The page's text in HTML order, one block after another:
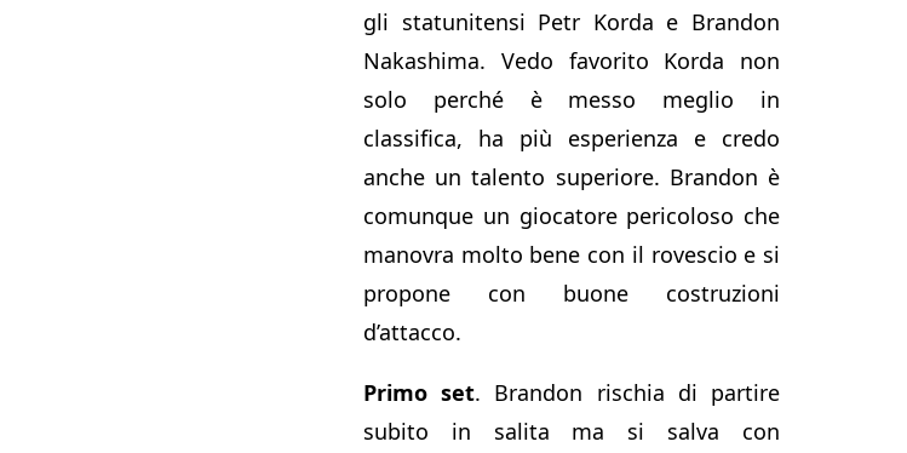
gli statunitensi Petr Korda e Brandon
Nakashima. Vedo favorito Korda non
solo perché è messo meglio in
classifica, ha più esperienza e credo
anche un talento superiore. Brandon è
comunque un giocatore pericoloso che
manovra molto bene con il rovescio e si
propone con buone costruzioni
d’attacco.
Primo set. Brandon rischia di partire
subito in salita ma si salva con